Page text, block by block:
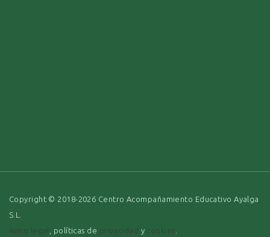
Copyright © 2018-2026 Centro Acompañamiento Educativo Ayalga
S.L.
Aviso legal
, políticas de privacidad y cookies